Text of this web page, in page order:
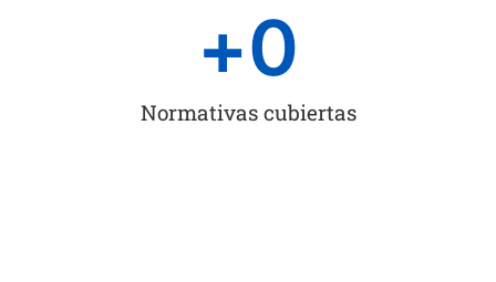
Normativas cubiertas
+0